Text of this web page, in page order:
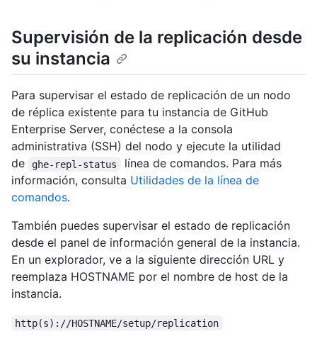
Supervisión de la replicación desde
su instancia
Para supervisar el estado de replicación de un nodo
de réplica existente para tu instancia de GitHub
Enterprise Server, conéctese a la consola
administrativa (SSH) del nodo y ejecute la utilidad
de
ghe-repl-status
línea de comandos. Para más
información, consulta Utilidades de la línea de
comandos.
También puedes supervisar el estado de replicación
desde el panel de información general de la instancia.
En un explorador, ve a la siguiente dirección URL y
reemplaza HOSTNAME por el nombre de host de la
instancia.
http(s)://HOSTNAME/setup/replication